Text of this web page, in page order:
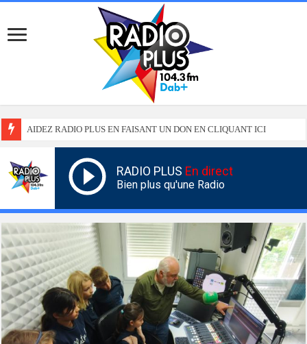
AIDEZ RADIO PLUS EN FAISANT UN DON EN CLIQUANT ICI
RADIO PLUS En direct
Bien plus qu'une Radio